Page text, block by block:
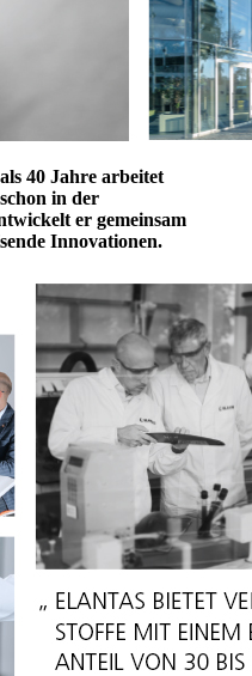
40 Jahre arbeitet
in der
er gemeinsam
Innovationen.